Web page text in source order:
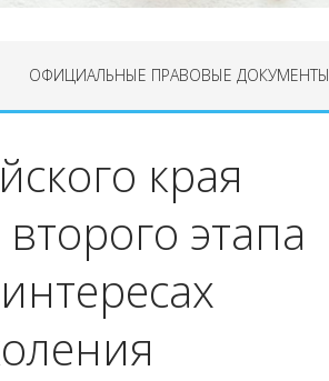
ОФИЦИАЛЬНЫЕ ПРАВОВЫЕ ДОКУМЕНТЫ
края
этапа